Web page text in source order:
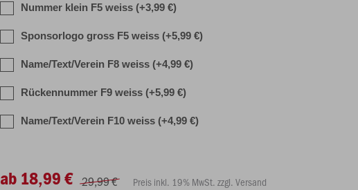
Nummer klein F5 weiss (+3,99 €)
Sponsorlogo gross F5 weiss (+5,99 €)
Name/Text/Verein F8 weiss (+4,99 €)
Rückennummer F9 weiss (+5,99 €)
Name/Text/Verein F10 weiss (+4,99 €)
ab 18,99 € 29,99 €
Preis inkl. 19% MwSt. zzgl. Versand